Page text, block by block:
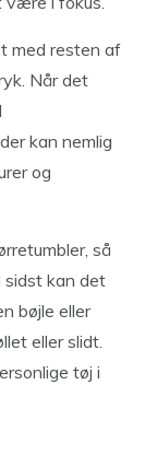
med resten af
Når det
kan nemlig
og
så
kan det
bøjle eller
eller slidt.
tøj i